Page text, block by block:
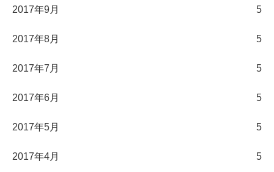
2017年9月 5
2017年8月 5
2017年7月 5
2017年6月 5
2017年5月 5
2017年4月 5